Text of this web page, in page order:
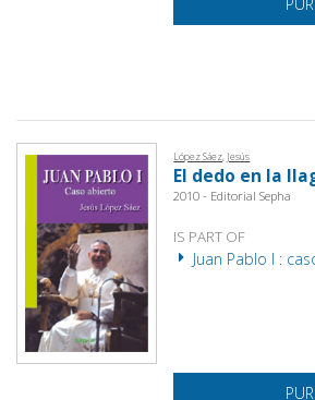
López Sáez, Jesús
El dedo en la
2010 - Editorial Sepha
IS PART OF
Juan Pablo I :